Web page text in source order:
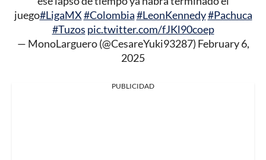
juego#LigaMX#Colombia#LeonKennedy#Pachuca
#Tuzos pic.twitter.com/fJKl90coep
— MonoLarguero (@CesareYuki93287) February 6,
2025
PUBLICIDAD